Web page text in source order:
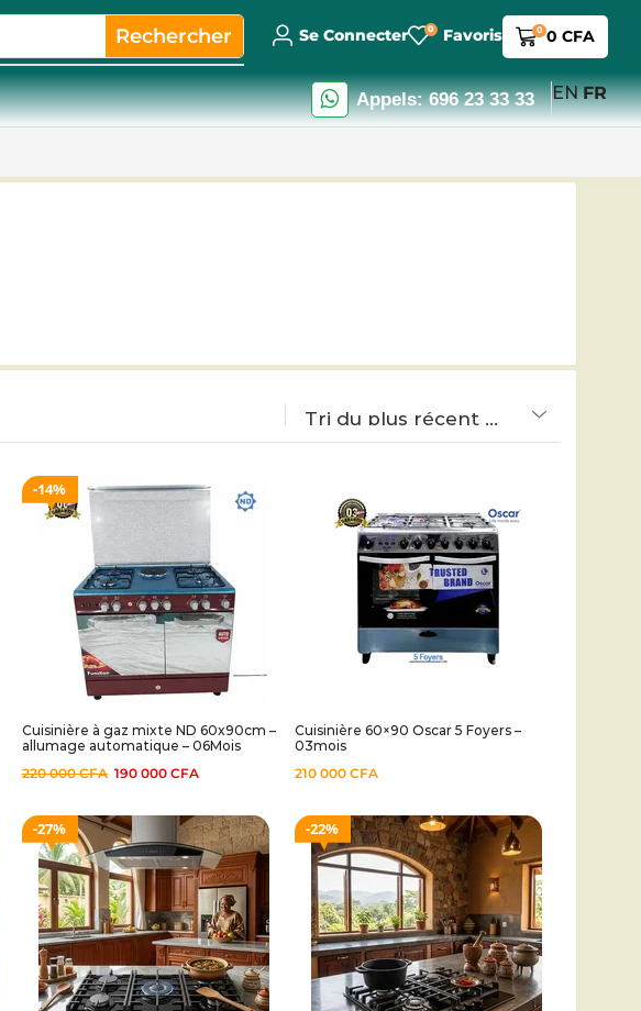
Rechercher Se Connecter 0 Favoris 0 0 CFA
Appels: 696 23 33 33 EN FR
14%
Cuisinière à gaz mixte ND 60x90cm –
allumage automatique – 06Mois
220 000CFA 190 000 CFA
Cuisinière 60×90 Oscar 5 Foyers –
03mois
210 000 CFA
27% 22%